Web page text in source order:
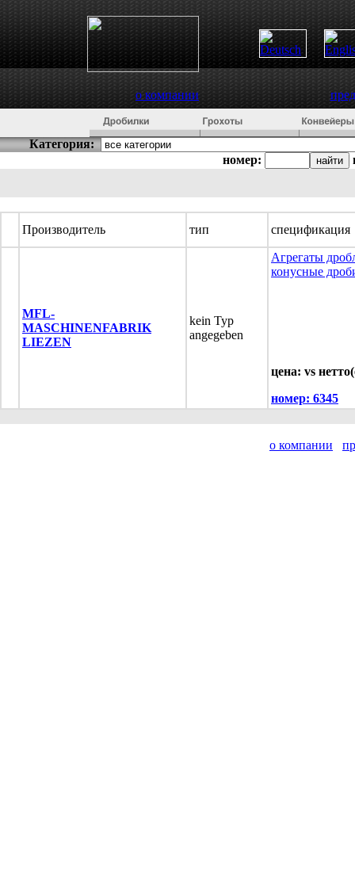
о компании
Категория:
номер:
Производитель тип спецификация
MFL-
MASCHINENFABRIK
LIEZEN
kein Typ
angegeben
Агрегаты
конусные
цена: vs
номер: 6345
о компании